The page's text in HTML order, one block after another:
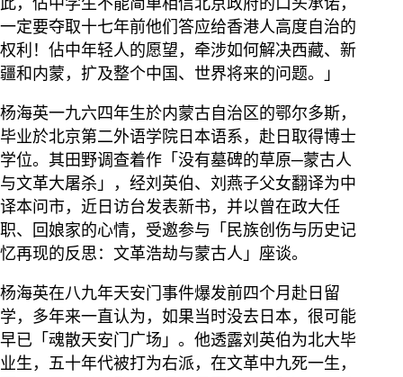
此，佔中学生不能简单相信北京政府的口头承诺，
一定要夺取十七年前他们答应给香港人高度自治的
权利！佔中年轻人的愿望，牵涉如何解决西藏、新
疆和内蒙，扩及整个中国、世界将来的问题。」
杨海英一九六四年生於内蒙古自治区的鄂尔多斯，
毕业於北京第二外语学院日本语系，赴日取得博士
学位。其田野调查着作「没有墓碑的草原─蒙古人
与文革大屠杀」，经刘英伯、刘燕子父女翻译为中
译本问市，近日访台发表新书，并以曾在政大任
职、回娘家的心情，受邀参与「民族创伤与历史记
忆再现的反思：文革浩劫与蒙古人」座谈。
杨海英在八九年天安门事件爆发前四个月赴日留
学，多年来一直认为，如果当时没去日本，很可能
早已「魂散天安门广场」。他透露刘英伯为北大毕
业生，五十年代被打为右派，在文革中九死一生，